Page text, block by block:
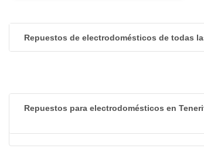
Repuestos de electrodomésticos de todas
Repuestos para electrodomésticos en